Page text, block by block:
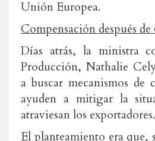
Unión Europea.
Compensación después de
Días atrás, la ministra
Producción, Nathalie
a buscar mecanismos de
ayuden a mitigar la
atraviesan los exportadores.
El planteamiento era que,